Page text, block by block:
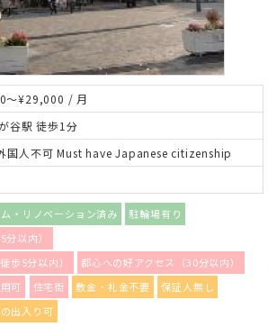
～¥29,000 / 月
谷駅 徒歩1分
国人不可 Must have Japanese citizenship
・リノベーション済み
駐輪場有り
分以内）
歩5分以内）
都心への好アクセス（30分以内）
可 住宅街 敷金・礼金不要
保証人無し
出入り可